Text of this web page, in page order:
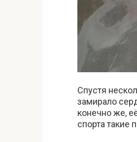
Спустя
замирало
конечно же,
спорта такие